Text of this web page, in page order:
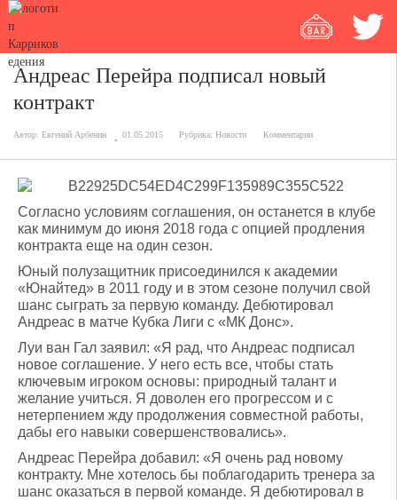
Андреас Перейра подписал новый
контракт
Автор: Евгений Арбенин 01.05.2015 Рубрика: Новости Комментарии
Согласно условиям соглашения, он останется в клубе
как минимум до июня 2018 года с опцией продления
контракта еще на один сезон.
Юный полузащитник присоединился к академии
«Юнайтед» в 2011 году и в этом сезоне получил свой
шанс сыграть за первую команду. Дебютировал
Андреас в матче Кубка Лиги с «МК Донс».
Луи ван Гал заявил: «Я рад, что Андреас подписал
новое соглашение. У него есть все, чтобы стать
ключевым игроком основы: природный талант и
желание учиться. Я доволен его прогрессом и с
нетерпением жду продолжения совместной работы,
дабы его навыки совершенствовались».
Андреас Перейра добавил: «Я очень рад новому
контракту. Мне хотелось бы поблагодарить тренера за
шанс оказаться в первой команде. Я дебютировал в